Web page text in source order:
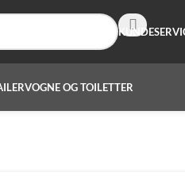
VOGNE OG TOILETTER